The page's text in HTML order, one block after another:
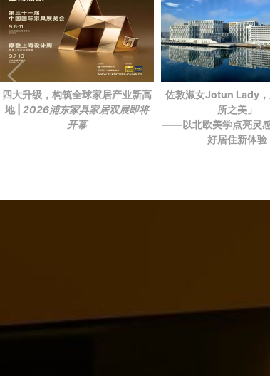
四大升级，构筑全球家居产业新高
地 | 2026浦东家具家居双展即将
开幕
佐敦淑女Jotun Lady
所之美」
——以北欧美学点亮灵
好居住新体验